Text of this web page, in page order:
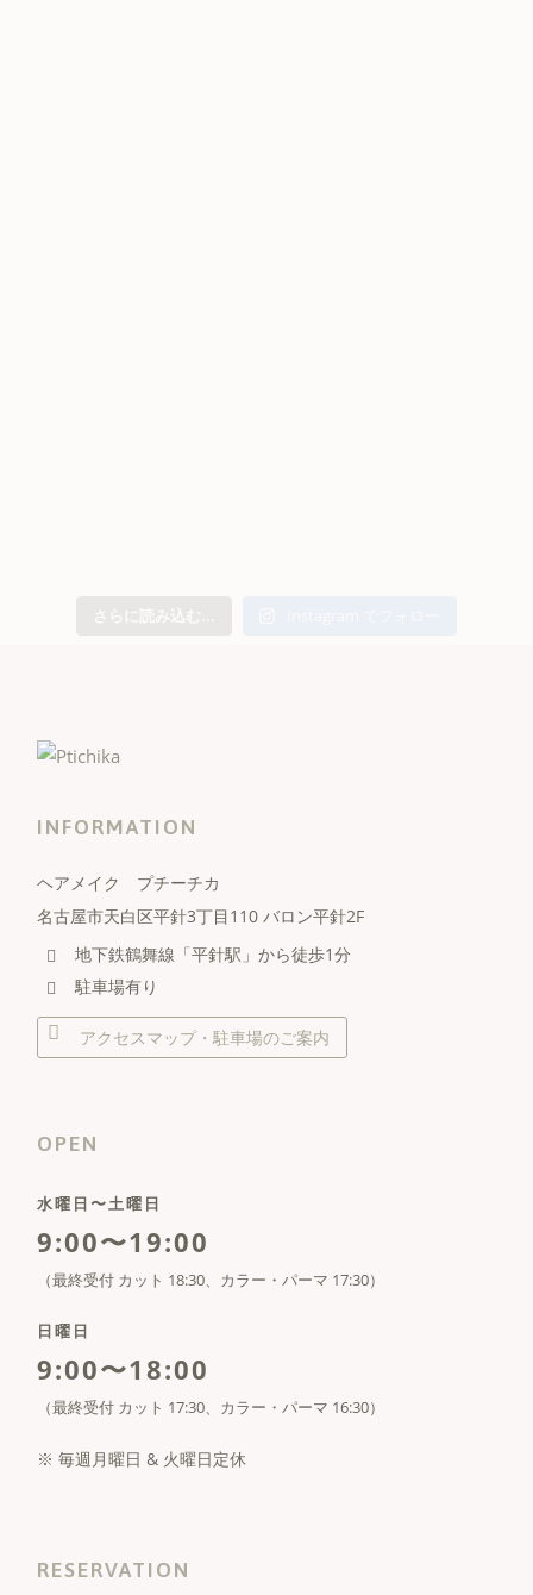
INFORMATION
ヘアメイク プチーチカ
名古屋市天白区平針3丁目110 バロン平針2F
地下鉄鶴舞線「平針駅」から徒歩1分
駐車場有り
アクセスマップ・駐車場のご案内
OPEN
水曜日〜土曜日
9:00〜19:00
（最終受付 カット 18:30、カラー・パーマ 17:30）
日曜日
9:00〜18:00
（最終受付 カット 17:30、カラー・パーマ 16:30）
※ 毎週月曜日 & 火曜日定休
RESERVATION